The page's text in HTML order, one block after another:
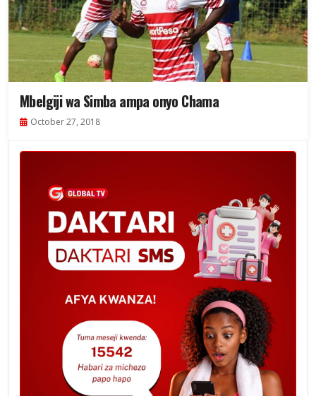
Mbelgiji wa Simba ampa onyo Chama
October 27, 2018